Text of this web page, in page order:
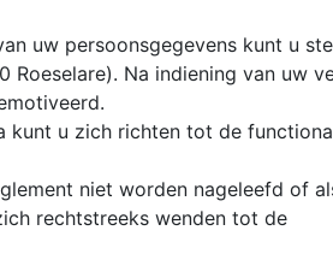
uw persoonsgegevens kunt u
Roeselare). Na indiening van uw
kunt u zich richten tot de
niet worden nageleefd of
rechtstreeks wenden tot de